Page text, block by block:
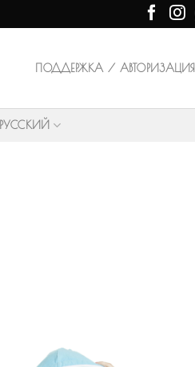
ПОДДЕРЖКА / АВТОРИЗАЦИЯ
РУССКИЙ